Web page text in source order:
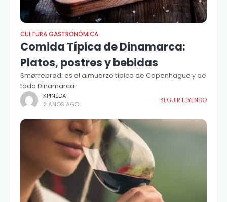
CULTURA GASTRONÓMICA
Comida Típica de Dinamarca:
Platos, postres y bebidas
Smørrebrød: es el almuerzo típico de Copenhague y de
todo Dinamarca.
KPINEDA
2 AÑOS AGO
SEGUIR LEYENDO